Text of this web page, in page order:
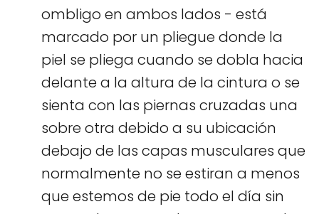
ombligo en ambos lados - está
marcado por un pliegue donde la
piel se pliega cuando se dobla hacia
delante a la altura de la cintura o se
sienta con las piernas cruzadas una
sobre otra debido a su ubicación
debajo de las capas musculares que
normalmente no se estiran a menos
que estemos de pie todo el día sin